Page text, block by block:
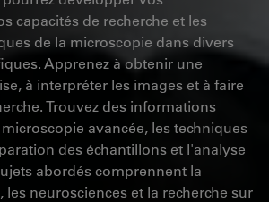
capacités de recherche et les
de la microscopie dans divers
Apprenez à obtenir une
à interpréter les images et à faire
Trouvez des informations
avancée, les techniques
des échantillons et l'analyse
abordés comprennent la
neurosciences et la recherche sur